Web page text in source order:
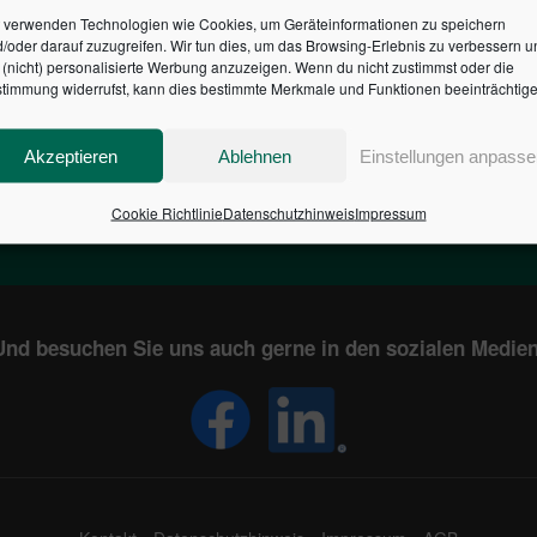
verwenden Technologien wie Cookies, um Geräteinformationen zu speichern
oder darauf zuzugreifen. Wir tun dies, um das Browsing-Erlebnis zu verbessern
personalisierte Werbung anzuzeigen. Wenn du nicht zustimmst oder die
widerrufst, kann dies bestimmte Merkmale und Funktionen
Akzeptieren Ablehnen Einstellungen
Cookie RichtlinieDatenschutzhinweisImpressum
DES BUNDES DER
€
IN DEUTSCHLAND
besuchen Sie uns auch gerne in den sozialen